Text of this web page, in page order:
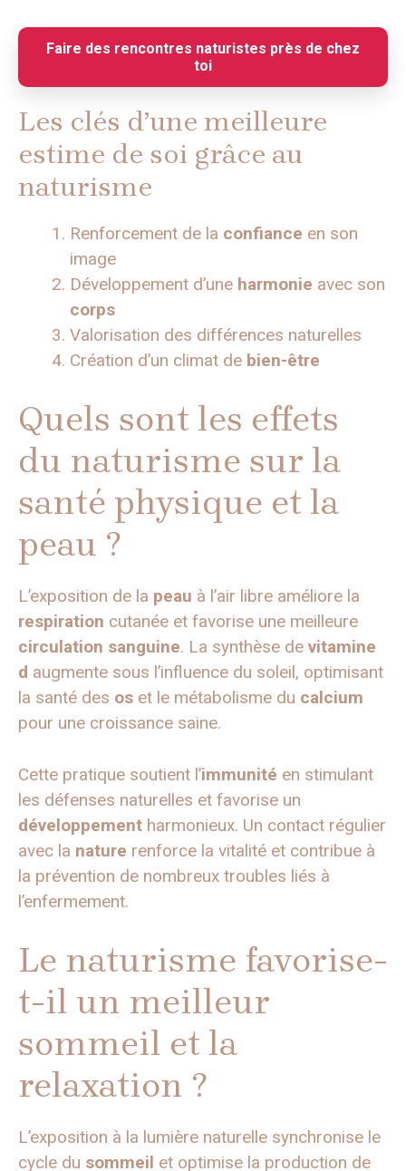
Faire des rencontres naturistes près de chez
toi
Les clés d’une meilleure
estime de soi grâce au
naturisme
Renforcement de la confiance en son
image
Développement d’une harmonie avec son
corps
Valorisation des différences naturelles
Création d’un climat de bien-être
Quels sont les effets
du naturisme sur la
santé physique et la
peau ?
L’exposition de la peau à l’air libre améliore la
respiration cutanée et favorise une meilleure
circulation sanguine. La synthèse de vitamine
d augmente sous l’influence du soleil, optimisant
la santé des os et le métabolisme du calcium
pour une croissance saine.
Cette pratique soutient l’immunité en stimulant
les défenses naturelles et favorise un
développement harmonieux. Un contact régulier
avec la nature renforce la vitalité et contribue à
la prévention de nombreux troubles liés à
l’enfermement.
Le naturisme favorise-
t-il un meilleur
sommeil et la
relaxation ?
L’exposition à la lumière naturelle synchronise le
cycle du sommeil et optimise la production de